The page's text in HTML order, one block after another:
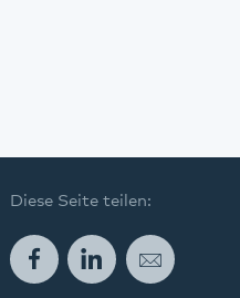
Diese Seite teilen:
FacebookLinkedInE-Mail